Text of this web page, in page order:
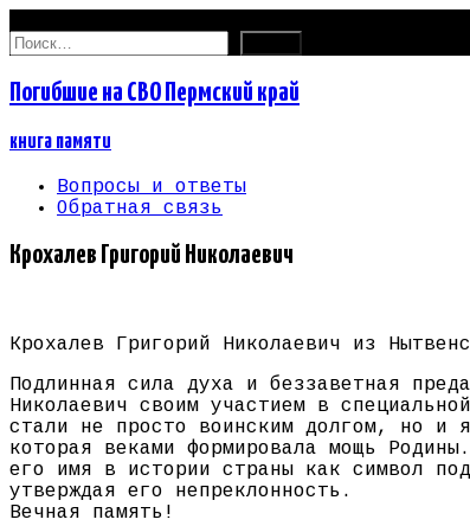
Найти:
Погибшие на СВО Пермский край
книга памяти
Вопросы и ответы
Обратная связь
Крохалев Григорий Николаевич
Крохалев Григорий Николаевич из
Подлинная сила духа и беззаветная
Николаевич своим участием в
стали не просто воинским долгом, но и
которая веками формировала мощь
его имя в истории страны как символ
утверждая его непреклонность.
Вечная память!